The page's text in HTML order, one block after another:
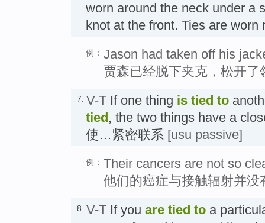
worn around the neck under a
knot at the front. Ties are worn
例： Jason had taken off his
贾森已经脱下夹克，松开了
7. V-T If one thing is tied to
tied, the two things have a
使…紧密联系 [usu passive]
例： Their cancers are not so
他们的癌症与接触辐射并没
8. V-T If you are tied to a